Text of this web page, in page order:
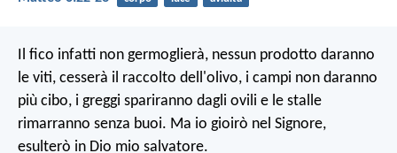
Il fico infatti non germoglierà, nessun prodotto daranno
le viti, cesserà il raccolto dell'olivo, i campi non daranno
più cibo, i greggi spariranno dagli ovili e le stalle
rimarranno senza buoi. Ma io gioirò nel Signore,
esulterò in Dio mio salvatore.